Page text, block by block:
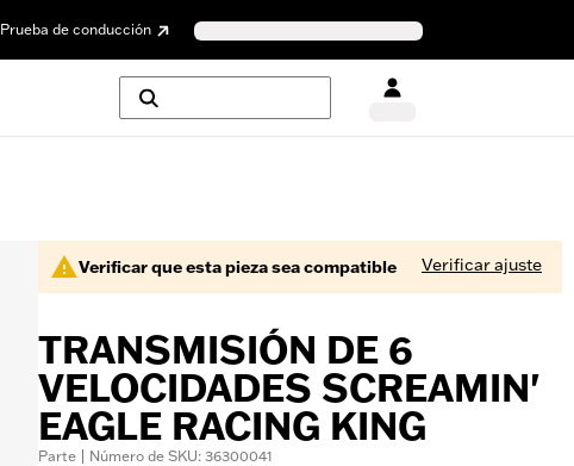
Prueba de conducción
Verificar que esta pieza sea compatible Verificar ajuste
TRANSMISIÓN DE 6
VELOCIDADES SCREAMIN'
EAGLE RACING KING
Parte | Número de SKU: 36300041